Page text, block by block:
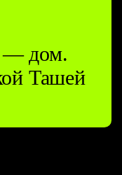
— дом.
Ташей